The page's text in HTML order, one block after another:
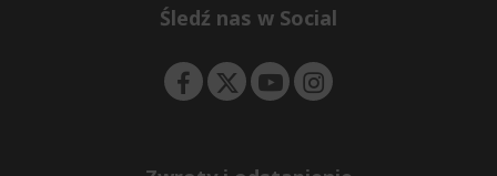
e
Śledź nas w Social